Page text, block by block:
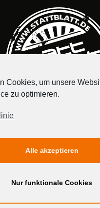
MEDIADATEN
Cookies, um unsere
zu optimieren.
Alle akzeptieren
Nur funktionale Cookies